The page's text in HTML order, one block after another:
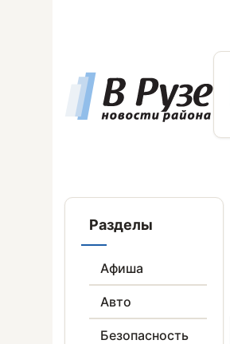
Разделы
Афиша
Авто
Безопасность